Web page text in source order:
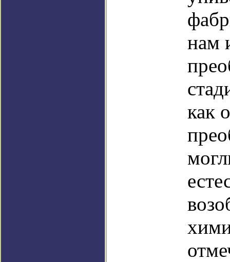
нам
как